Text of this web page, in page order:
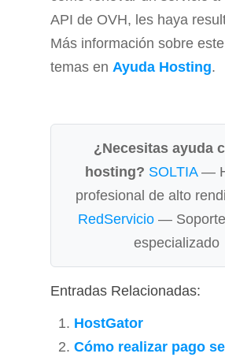
API de OVH, les haya
Más información sobre
temas en Ayuda Hosting.
¿Necesitas ayuda
hosting? SOLTIA—
profesional de alto
RedServicio —
especializado
Entradas Relacionadas:
HostGator
Cómo realizar pago